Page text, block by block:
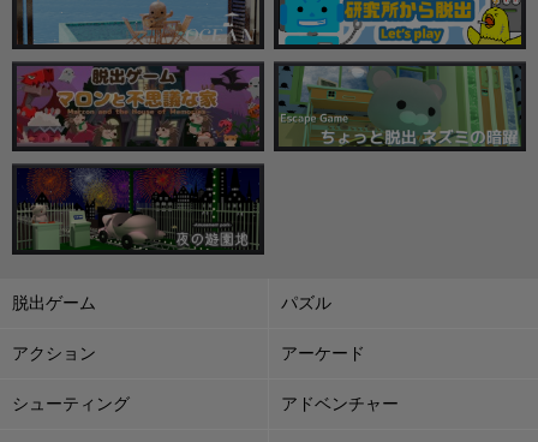
脱出ゲーム パズル
アクション アーケード
シューティング アドベンチャー